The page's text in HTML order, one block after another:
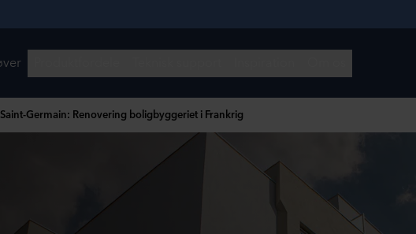
Saint-Germain: Renovering boligbyggeriet i Frankrig